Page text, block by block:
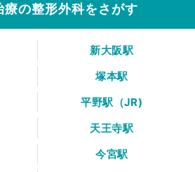
療の整形外科をさがす
新大阪駅
塚本駅
平野駅（JR)
天王寺駅
今宮駅